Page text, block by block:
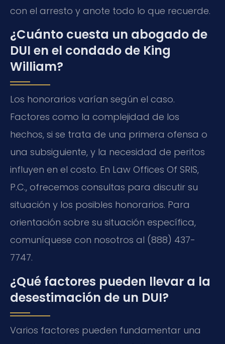
con el arresto y anote todo lo que recuerde.
¿Cuánto cuesta un abogado de
DUI en el condado de King
William?
Los honorarios varían según el caso.
Factores como la complejidad de los
hechos, si se trata de una primera ofensa o
una subsiguiente, y la necesidad de peritos
influyen en el costo. En Law Offices Of SRIS,
P.C., ofrecemos consultas para discutir su
situación y los posibles honorarios. Para
orientación sobre su situación específica,
comuníquese con nosotros al (888) 437-
7747.
¿Qué factores pueden llevar a la
desestimación de un DUI?
Varios factores pueden fundamentar una